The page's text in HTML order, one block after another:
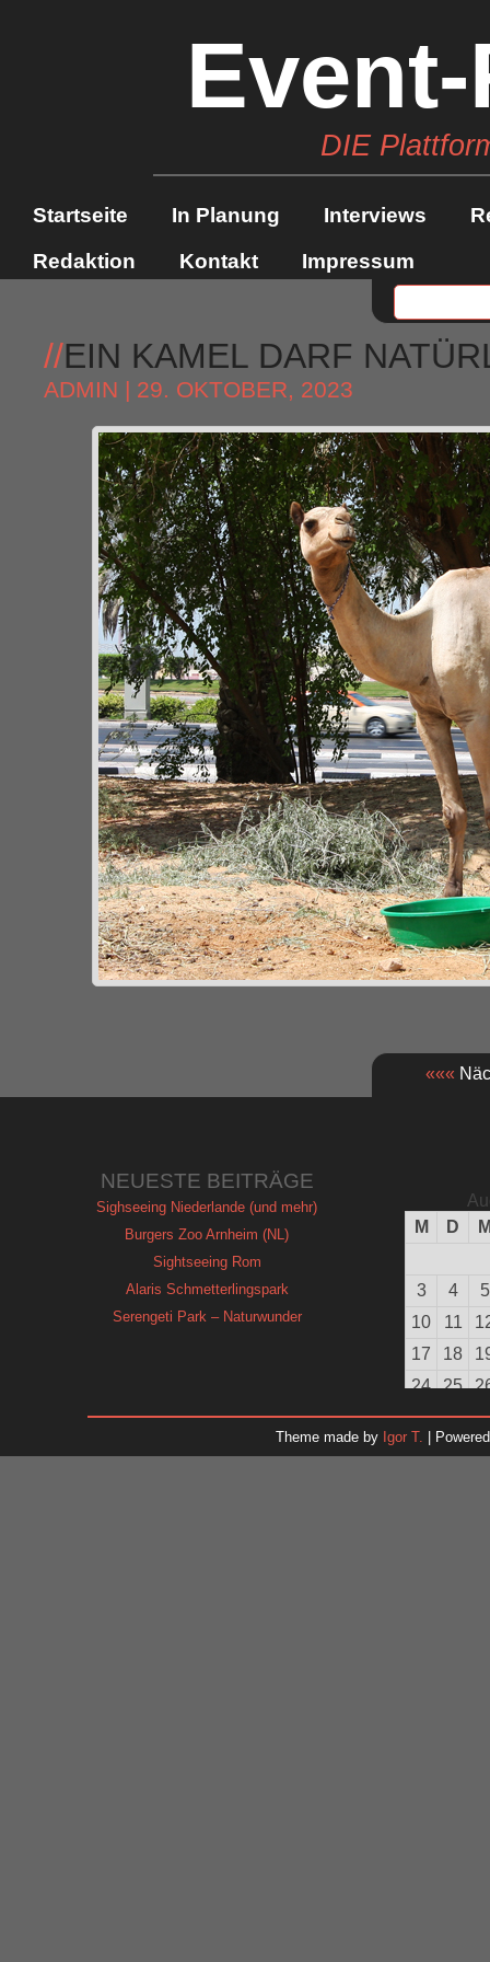
DIE
Startseite In Planung Interviews
Redaktion
Kontakt Impressum
//EIN KAMEL DARF
ADMIN | 29. OKTOBER, 2023
«««
NEUESTE BEITRÄGE
Sighseeing Niederlande (und mehr)
Burgers Zoo Arnheim (NL)
Sightseeing Rom
Alaris Schmetterlingspark
Serengeti Park – Naturwunder
M
D
3 4
5
10
11
17
18
24
25
31
Theme made by Igor T. |